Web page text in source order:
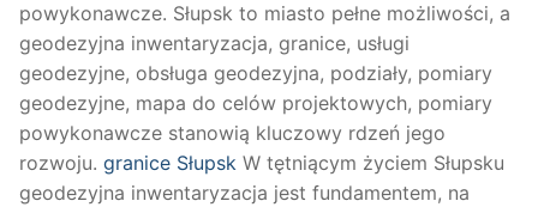
powykonawcze. Słupsk to miasto pełne możliwości, a
geodezyjna inwentaryzacja, granice, usługi
geodezyjne, obsługa geodezyjna, podziały, pomiary
geodezyjne, mapa do celów projektowych, pomiary
powykonawcze stanowią kluczowy rdzeń jego
rozwoju. granice Słupsk W tętniącym życiem Słupsku
geodezyjna inwentaryzacja jest fundamentem, na